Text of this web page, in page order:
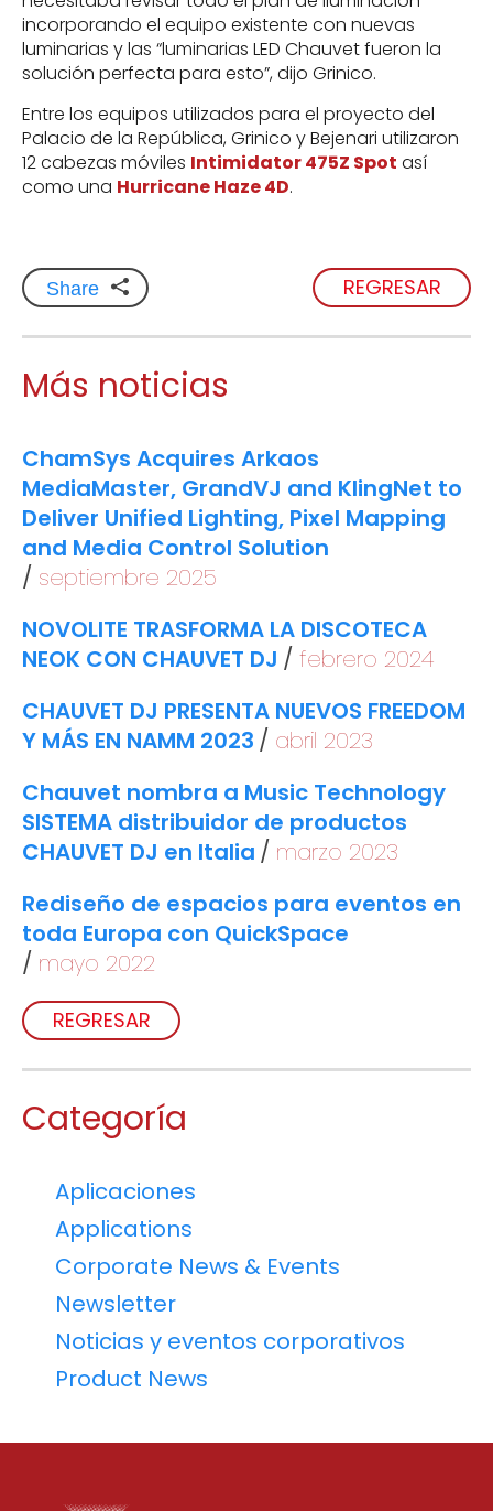
incorporando el equipo existente con nuevas
luminarias y las “luminarias LED Chauvet fueron la
solución perfecta para esto”, dijo Grinico.
Entre los equipos utilizados para el proyecto del
Palacio de la República, Grinico y Bejenari utilizaron
12 cabezas móviles Intimidator 475Z Spot así
como una Hurricane Haze 4D.
Share REGRESAR
Más noticias
ChamSys Acquires Arkaos
MediaMaster, GrandVJ and KlingNet to
Deliver Unified Lighting, Pixel Mapping
and Media Control Solution
septiembre 2025
NOVOLITE TRASFORMA LA DISCOTECA
NEOK CON CHAUVET DJ
febrero 2024
CHAUVET DJ PRESENTA NUEVOS FREEDOM
Y MÁS EN NAMM 2023
abril 2023
Chauvet nombra a Music Technology
SISTEMA distribuidor de productos
CHAUVET DJ en Italia
marzo 2023
Rediseño de espacios para eventos en
toda Europa con QuickSpace
mayo 2022
REGRESAR
Categoría
Aplicaciones
Applications
Corporate News & Events
Newsletter
Noticias y eventos corporativos
Product News